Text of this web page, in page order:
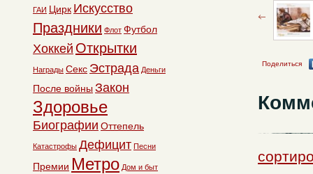
Поделиться
ГАИ Цирк Искусство
Праздники Флот Футбол
Хоккей Открытки
Награды Секс Эстрада Деньги
После войны Закон
Здоровье
Биографии Оттепель
Катастрофы Дефицит Песни
Премии Метро Дом и быт